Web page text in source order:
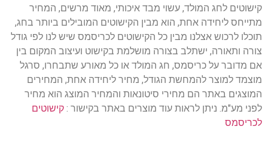
קישוטים לחג המולד, עשוי מבד איכותי, מאוד מרשים, המחיר
מתייחס ליחידה אחת, הוא מבין הקישוטים המובילים ביותר בחג,
תוכלו לרכוש אצלנו מבין כל הקישוטים לכריסמס שיש לנו לפי גודל
צורה ותאורה, ישתלב בצורה מושלמת בקישוט ועיצוב המקום בין
אם מדובר על כריסמס, חג המולד או כל מאורע שתבחרו, סרגל
מוצמד למוצר להמחשת הגודל, מחיר ליחידה אחת, המחירים
המוצגים באתר הם מחירי סיטונאות והמחיר המוצג הוא מחיר
לפני מע"מ. ניתן לראות עוד מוצרים באתר בקישור : קישוטים
לכריסמס